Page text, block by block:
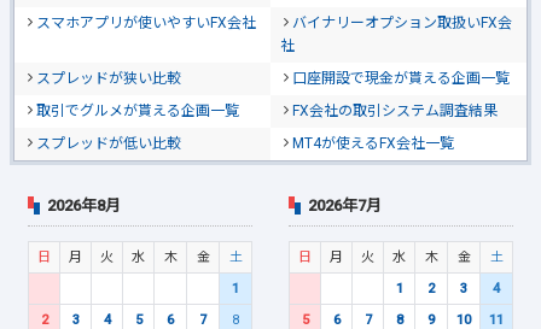
スマホアプリが使いやすいFX会社
バイナリーオプション取扱いFX会
社
スプレッドが狭い比較
口座開設で現金が貰える企画一覧
取引でグルメが貰える企画一覧
FX会社の取引システム調査結果
スプレッドが低い比較
MT4が使えるFX会社一覧
2026年8月
日 月 火 水 木 金
土
1
2
3 4 5 6 7
8
2026年7月
日 月 火 水 木 金
土
1
2 3
4
5
6 7 8 9 10
11